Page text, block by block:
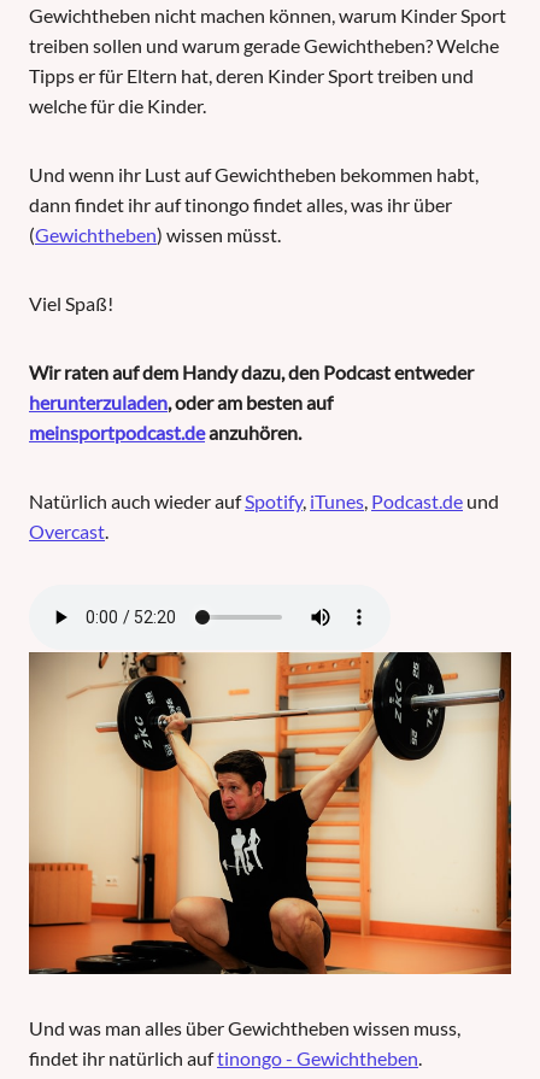
Gewichtheben nicht machen können, warum Kinder Sport
treiben sollen und warum gerade Gewichtheben? Welche
Tipps er für Eltern hat, deren Kinder Sport treiben und
welche für die Kinder.
Und wenn ihr Lust auf Gewichtheben bekommen habt,
dann findet ihr auf tinongo findet alles, was ihr über
(Gewichtheben) wissen müsst.
Viel Spaß!
Wir raten auf dem Handy dazu, den Podcast entweder
herunterzuladen, oder am besten auf
meinsportpodcast.deanzuhören.
Natürlich auch wieder aufSpotify, iTunes, Podcast.de und
Overcast.
Und was man alles über Gewichtheben wissen muss,
findet ihr natürlich auftinongo - Gewichtheben.